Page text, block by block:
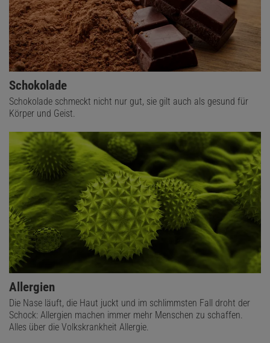
Schokolade
Schokolade schmeckt nicht nur gut, sie gilt auch als gesund für
Körper und Geist.
Allergien
Die Nase läuft, die Haut juckt und im schlimmsten Fall droht der
Schock: Allergien machen immer mehr Menschen zu schaffen.
Alles über die Volkskrankheit Allergie.